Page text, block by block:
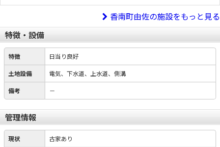
香南町由佐の施設をもっと見る
特徴・設備
特徴 日当り良好
土地設備 電気、下水道、上水道、側溝
備考 －
管理情報
現状 古家あり